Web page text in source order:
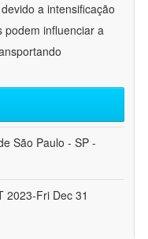
a intensificação
podem influenciar a
São Paulo - SP -
2023-Fri Dec 31